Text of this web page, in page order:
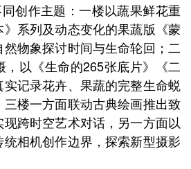
创作主题：一楼以蔬果鲜花重
系列及动态变化的果蔬版《蒙
物象探讨时间与生命轮回；二
，以《生命的265张底片》《二
记录花卉、果蔬的完整生命蜕
楼一方面联动古典绘画推出致
跨时空艺术对话，另一方面以
相机创作边界，探索新型摄影